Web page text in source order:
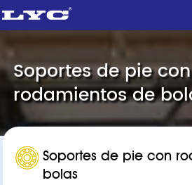
Soportes de pie con
rodamientos de
Soportes de pie con
bolas